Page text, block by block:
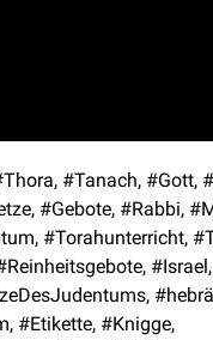
#Tanach, #Gott,
#Gebote, #Rabbi,
#Torahunterricht,
#Etikette, #Knigge,